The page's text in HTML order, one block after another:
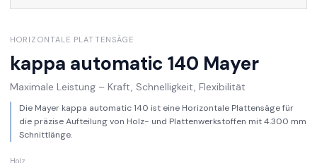
HORIZONTALE PLATTENSÄGE
kappa automatic 140 Mayer
Maximale Leistung – Kraft, Schnelligkeit, Flexibilität
Die Mayer kappa automatic 140 ist eine Horizontale Plattensäge für
die präzise Aufteilung von Holz- und Plattenwerkstoffen mit 4.300 mm
Schnittlänge.